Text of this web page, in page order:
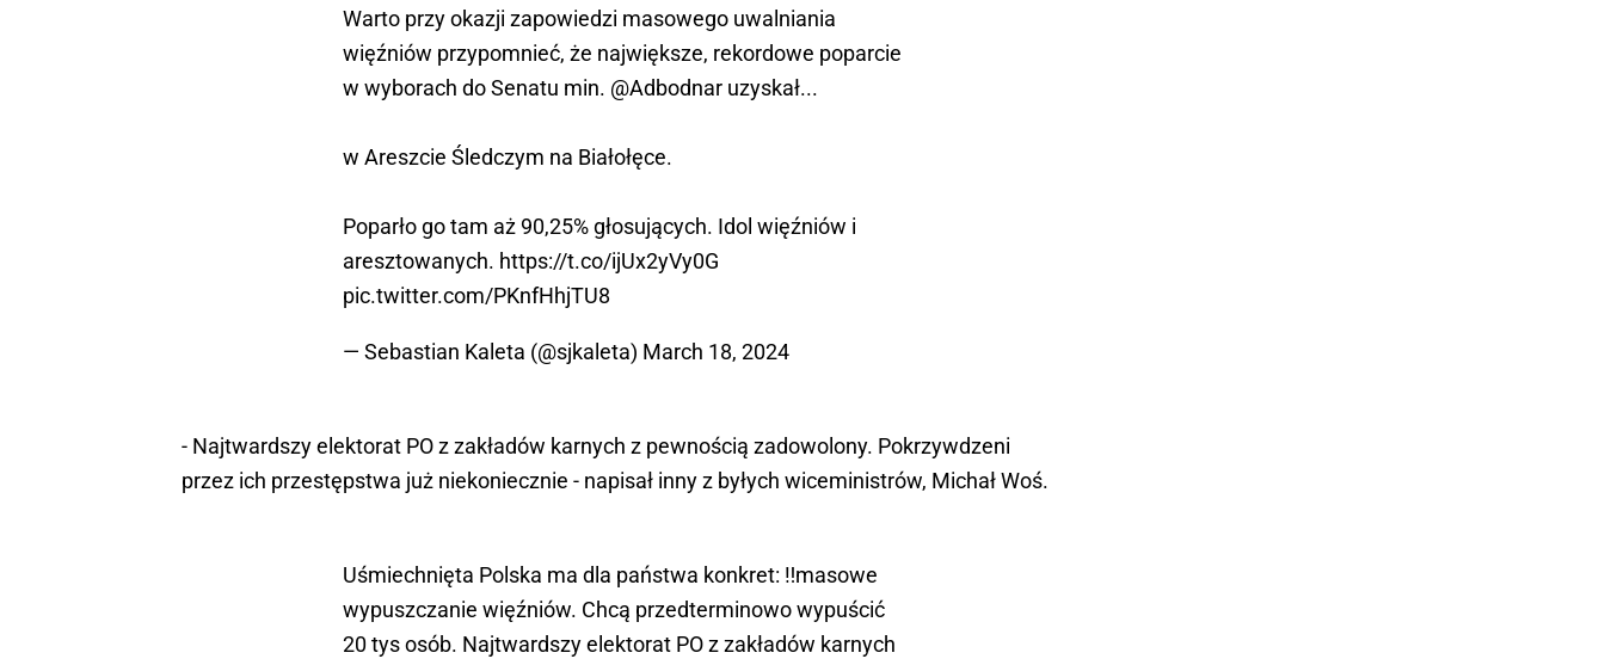
Warto przy okazji zapowiedzi masowego uwalniania
więźniów przypomnieć, że największe, rekordowe poparcie
w wyborach do Senatu min. @Adbodnar uzyskał...
w Areszcie Śledczym na Białołęce.
Poparło go tam aż 90,25% głosujących. Idol więźniów i
aresztowanych. https://t.co/ijUx2yVy0G
pic.twitter.com/PKnfHhjTU8
— Sebastian Kaleta (@sjkaleta) March 18, 2024
- Najtwardszy elektorat PO z zakładów karnych z pewnością zadowolony. Pokrzywdzeni
przez ich przestępstwa już niekoniecznie - napisał inny z byłych wiceministrów, Michał Woś.
Uśmiechnięta Polska ma dla państwa konkret: ‼️masowe
wypuszczanie więźniów. Chcą przedterminowo wypuścić
20 tys osób. Najtwardszy elektorat PO z zakładów karnych